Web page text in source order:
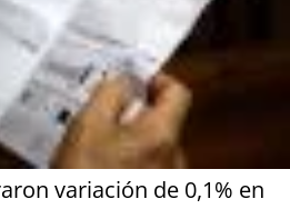
variación de 0,1% en